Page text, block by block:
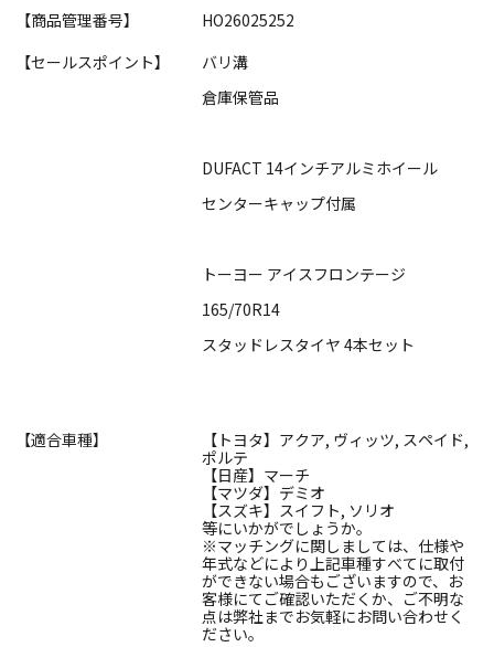
【商品管理番号】
HO26025252
【セールスポイント】
バリ溝
倉庫保管品
DUFACT 14インチアルミホイール
センターキャップ付属
トーヨー アイスフロンテージ
165/70R14
スタッドレスタイヤ 4本セット
【適合車種】
【トヨタ】アクア, ヴィッツ, スペイド,
ポルテ
【日産】マーチ
【マツダ】デミオ
【スズキ】スイフト, ソリオ
等にいかがでしょうか。
※マッチングに関しましては、仕様や
年式などにより上記車種すべてに取付
ができない場合もございますので、お
客様にてご確認いただくか、ご不明な
点は弊社までお気軽にお問い合わせく
ださい。